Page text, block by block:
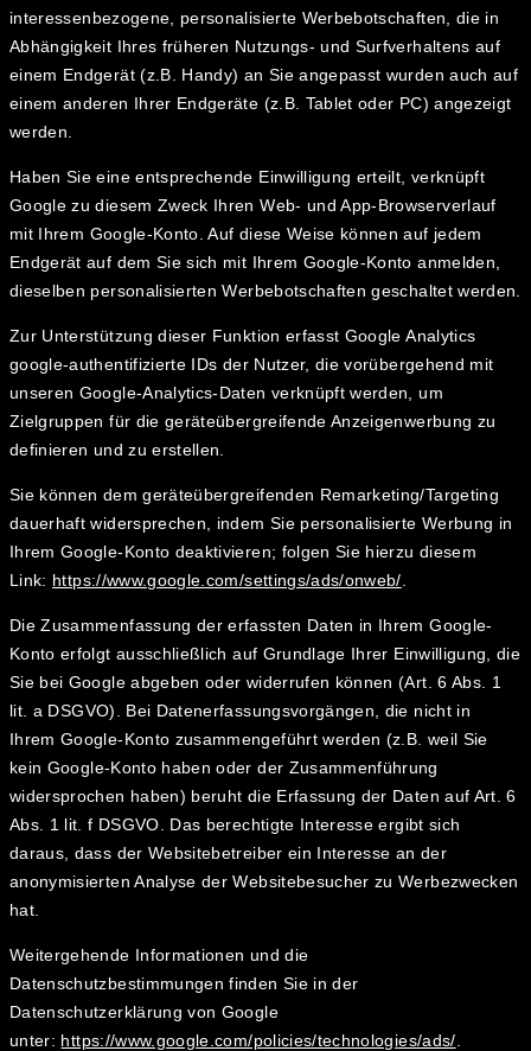
interessenbezogene, personalisierte Werbebotschaften, die in
Abhängigkeit Ihres früheren Nutzungs- und Surfverhaltens auf
einem Endgerät (z.B. Handy) an Sie angepasst wurden auch auf
einem anderen Ihrer Endgeräte (z.B. Tablet oder PC) angezeigt
werden.
Haben Sie eine entsprechende Einwilligung erteilt, verknüpft
Google zu diesem Zweck Ihren Web- und App-Browserverlauf
mit Ihrem Google-Konto. Auf diese Weise können auf jedem
Endgerät auf dem Sie sich mit Ihrem Google-Konto anmelden,
dieselben personalisierten Werbebotschaften geschaltet werden.
Zur Unterstützung dieser Funktion erfasst Google Analytics
google-authentifizierte IDs der Nutzer, die vorübergehend mit
unseren Google-Analytics-Daten verknüpft werden, um
Zielgruppen für die geräteübergreifende Anzeigenwerbung zu
definieren und zu erstellen.
Sie können dem geräteübergreifenden Remarketing/Targeting
dauerhaft widersprechen, indem Sie personalisierte Werbung in
Ihrem Google-Konto deaktivieren; folgen Sie hierzu diesem
Link: https://www.google.com/settings/ads/onweb/
Die Zusammenfassung der erfassten Daten in Ihrem Google-
Konto erfolgt ausschließlich auf Grundlage Ihrer Einwilligung, die
Sie bei Google abgeben oder widerrufen können (Art. 6 Abs. 1
lit. a DSGVO). Bei Datenerfassungsvorgängen, die nicht in
Ihrem Google-Konto zusammengeführt werden (z.B. weil Sie
kein Google-Konto haben oder der Zusammenführung
widersprochen haben) beruht die Erfassung der Daten auf Art. 6
Abs. 1 lit. f DSGVO. Das berechtigte Interesse ergibt sich
daraus, dass der Websitebetreiber ein Interesse an der
anonymisierten Analyse der Websitebesucher zu Werbezwecken
hat.
Weitergehende Informationen und die
Datenschutzbestimmungen finden Sie in der
Datenschutzerklärung von Google
unter: https://www.google.com/policies/technologies/ads/